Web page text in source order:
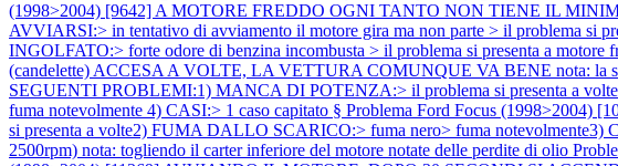
(1998>2004) [9642] A MOTORE FREDDO OGNI TANTO NON TIENE IL
AVVIARSI:> in tentativo di avviamento il motore gira ma non parte > il problema si
INGOLFATO:> forte odore di benzina incombusta > il problema si presenta a motore
(candelette) ACCESA A VOLTE, LA VETTURA COMUNQUE VA BENE nota: la
SEGUENTI PROBLEMI:1) MANCA DI POTENZA:> il problema si presenta a
fuma notevolmente 4) CASI:> 1 caso capitato § Problema Ford Focus (1998>2004)
si presenta a volte2) FUMA DALLO SCARICO:> fuma nero> fuma notevolmente3)
2500rpm) nota: togliendo il carter inferiore del motore notate delle perdite di olio